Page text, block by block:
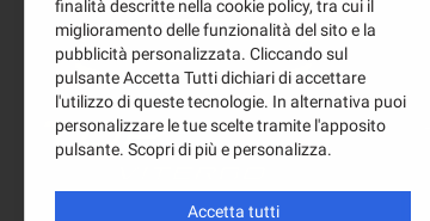
finalità descritte nella cookie policy, tra cui il
miglioramento delle funzionalità del sito e la
pubblicità personalizzata. Cliccando sul
pulsante Accetta Tutti dichiari di accettare
l'utilizzo di queste tecnologie. In alternativa puoi
personalizzare le tue scelte tramite l'apposito
pulsante. Scopri di più e personalizza.
Accetta tutti
Leggi
la